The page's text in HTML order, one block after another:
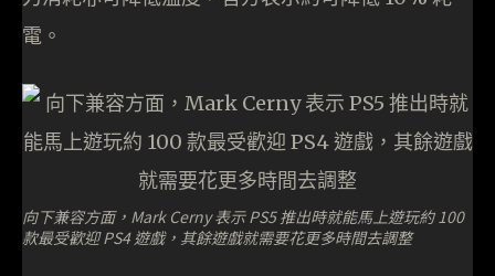
電。
向下兼容方面，Mark Cerny 表示 PS5 推出時就能馬上遊玩約 100
款最受歡迎 PS4 遊戲，其餘遊戲就需要花更多時間去調整